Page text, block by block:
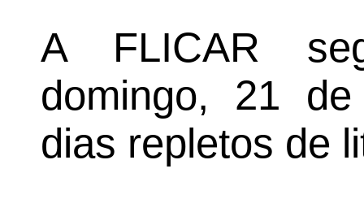
A FLICAR
domingo, 21
dias repletos de